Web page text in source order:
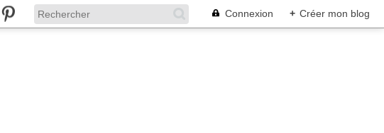
Connexion + Créer mon blog